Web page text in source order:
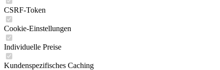
CSRF-Token
Cookie-Einstellungen
Individuelle Preise
Kundenspezifisches Caching